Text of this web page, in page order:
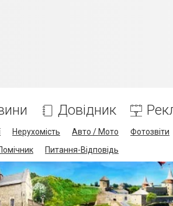
Довідник
Нерухомість Авто / Мото Фотозвіти
Питання-Відповідь